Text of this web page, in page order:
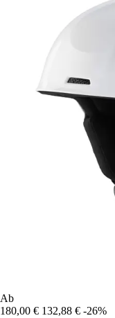
Ab
180,00 € 132,88 € -26%